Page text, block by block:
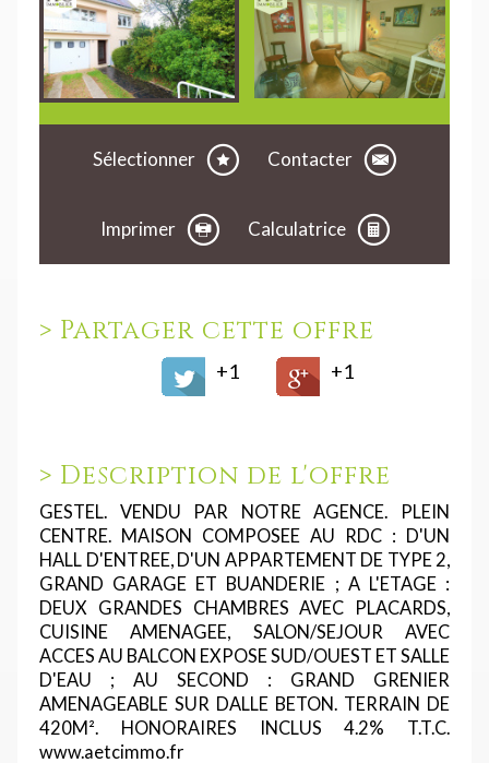
Sélectionner Contacter
Imprimer Calculatrice
> Partager cette offre
+1 +1
> Description de l'offre
GESTEL. VENDU PAR NOTRE AGENCE. PLEIN
CENTRE. MAISON COMPOSEE AU RDC : D'UN
HALL D'ENTREE, D'UN APPARTEMENT DE TYPE 2,
GRAND GARAGE ET BUANDERIE ; A L'ETAGE :
DEUX GRANDES CHAMBRES AVEC PLACARDS,
CUISINE AMENAGEE, SALON/SEJOUR AVEC
ACCES AU BALCON EXPOSE SUD/OUEST ET SALLE
D'EAU ; AU SECOND : GRAND GRENIER
AMENAGEABLE SUR DALLE BETON. TERRAIN DE
420M². HONORAIRES INCLUS 4.2% T.T.C.
www.aetcimmo.fr